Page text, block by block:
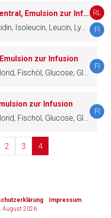
SmofKabiven Ntense zentral, Emulsion zur Infusion
Alanin, Arginin, Glycin, Histidin, Isoleucin, Leucin, Lysin, Methionin, Phenylalanin, Prolin, Serin, Taurin, Threonin, Tryptophan, Tyrosin, Valin, Calciumchlorid, Natriumglycerophosphat, Magnesiumsulfat, Kaliumchlorid, Natriumacetat, Zinksulfat, Glucose, Sojaöl, raffiniert, Triglyceride, mittelkettige, Olivenöl, raffiniert, Fischöl
RL
FI
zur Infusion
Alanin, Arginin, Calciumchlorid, Fischöl, Glucose, Glycin, Histidin, Isoleucin, Kaliumchlorid, Leucin, Lysin, Magnesiumsulfat, Methionin, Natriumacetat, Natriumglycerophosphat, Olivenöl, raffiniert, Phenylalanin, Prolin, Serin, Sojaöl, raffiniert, Taurin, Threonin, Triglyceride, mittelkettige, Tryptophan, Tyrosin, Valin, Zinksulfat
FI
zur Infusion
Alanin, Arginin, Calciumchlorid, Fischöl, Glucose, Glycin, Histidin, Isoleucin, Kaliumchlorid, Leucin, Lysin, Magnesiumsulfat, Methionin, Natriumacetat, Natriumglycerophosphat, Olivenöl, raffiniert, Phenylalanin, Prolin, Serin, Sojaöl, raffiniert, Taurin, Threonin, Triglyceride, mittelkettige, Tryptophan, Tyrosin, Valin, Zinksulfat
FI
2 3 4
Impressum
August 2026
rote-liste.de Zur Seite